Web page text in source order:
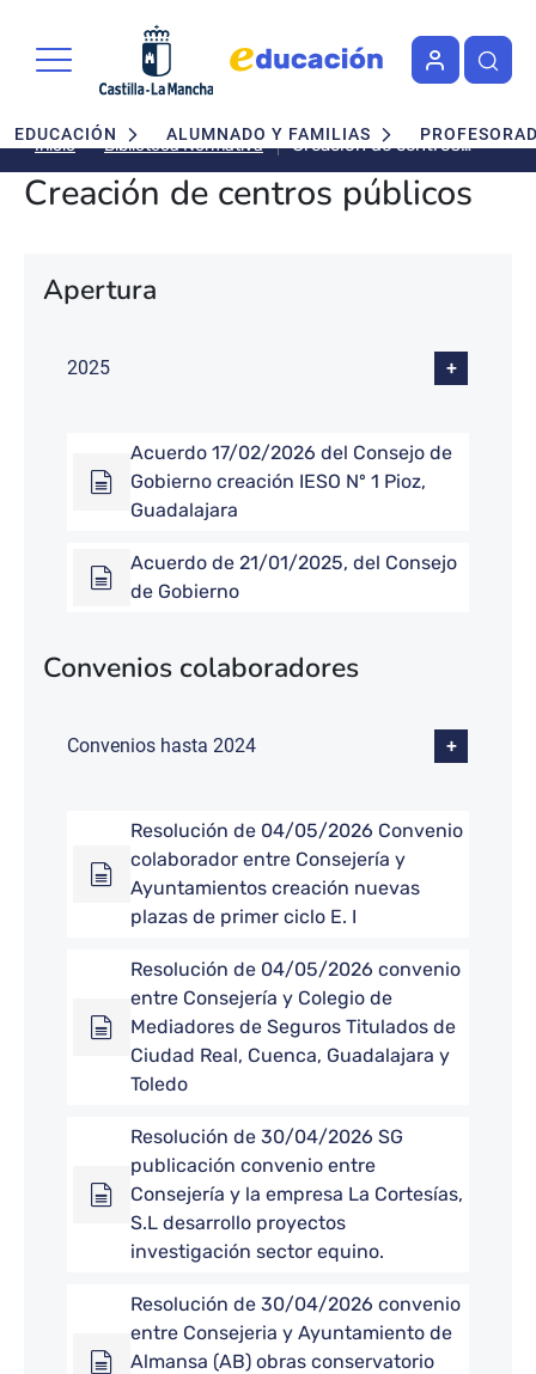
Navegación principal
EDUCACIÓN ALUMNADO Y FAMILIAS
Inicio Biblioteca Normativa
Creación de centros
públicos
Creación de centros públicos
Apertura
2025
Acuerdo 17/02/2026 del Consejo de
Gobierno creación IESO Nº 1 Pioz,
Guadalajara
Acuerdo de 21/01/2025, del Consejo
de Gobierno
Convenios colaboradores
Convenios hasta 2024
Resolución de 04/05/2026 Convenio
colaborador entre Consejería y
Ayuntamientos creación nuevas
plazas de primer ciclo E. I
Resolución de 04/05/2026 convenio
entre Consejería y Colegio de
Mediadores de Seguros Titulados de
Ciudad Real, Cuenca, Guadalajara y
Toledo
Resolución de 30/04/2026 SG
publicación convenio entre
Consejería y la empresa La Cortesías,
S.L desarrollo proyectos
investigación sector equino.
Resolución de 30/04/2026 convenio
entre Consejeria y Ayuntamiento de
Almansa (AB) obras conservatorio